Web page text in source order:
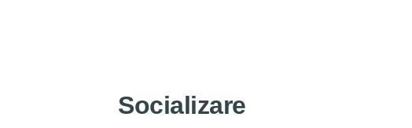
Socializare